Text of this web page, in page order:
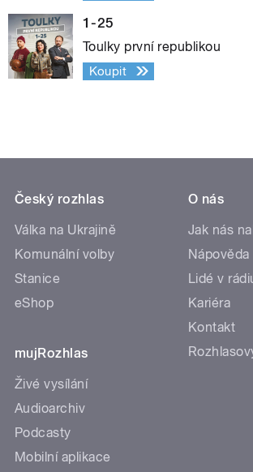
1-25
Toulky první republikou
Koupit
Český rozhlas
Válka na Ukrajině
Komunální volby
Stanice
eShop
mujRozhlas
Živé vysílání
Audioarchiv
Podcasty
Mobilní aplikace
O nás
Jak nás
Nápověda
Lidé v
Kariéra
Kontakt